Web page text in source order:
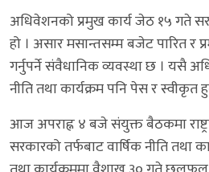
अधिवेशनको प्रमुख कार्य जेठ १५ गते
हो । असार मसान्तसम्म बजेट पारित र
गर्नुपर्ने संवैधानिक व्यवस्था छ । यसै
नीति तथा कार्यक्रम पनि पेस र स्वीकृत
आज अपराह्न ४ बजे संयुक्त बैठकमा
सरकारको तर्फबाट वार्षिक नीति तथा